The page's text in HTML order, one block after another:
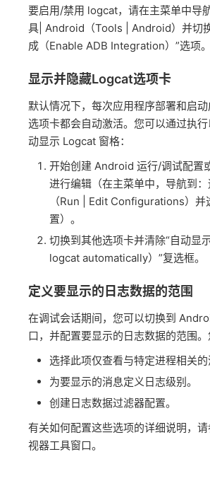
要启用/禁用 logcat，请在主菜单中导
具| Android（Tools | Android）并切
成（Enable ADB Integration）”选项。
显示并隐藏Logcat选项卡
默认情况下，每次应用程序部署和启
选项卡都会自动激活。您可以通过执
动显示 Logcat 窗格：
开始创建 Android 运行/调试配置
进行编辑（在主菜单中，导航到
（Run | Edit Configurations）并
置）。
切换到其他选项卡并清除“自动显
logcat automatically）”复选框。
定义要显示的日志数据的范围
在调试会话期间，您可以切换到
口，并配置要显示的日志数据的范围。
选择此项仅查看与特定进程相关的
为要显示的消息定义日志级别。
创建日志数据过滤器配置。
有关如何配置这些选项的详细说明，
视器工具窗口。